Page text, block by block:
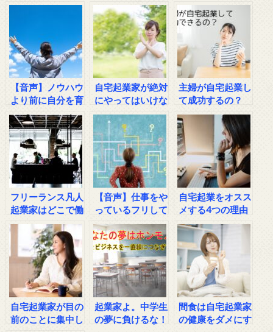
【音声】ノウハウ
より前に自分を育
てよう
自宅起業家が絶対
にやってはいけな
い４つのこと
主婦が自宅起業し
て成功するの？
フリーランス凡人
起業家はどこで働
く？
【音声】仕事をや
っているフリして
いませんか？
自宅起業をオスス
メする4つの理由
自宅起業家が目の
前のことに集中し
起業家よ。中学生
の夢に負けるな！
間食は自宅起業家
の健康をダメにす